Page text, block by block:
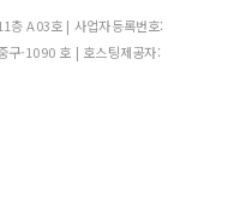
층 A03호 | 사업자등록번호:
구-1090 호 | 호스팅제공자: